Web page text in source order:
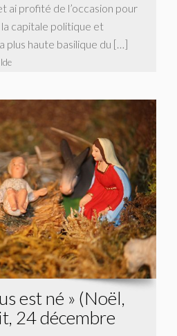
ai profité de l’occasion pour
capitale politique et
plus haute basilique du […]
est né » (Noël,
24 décembre